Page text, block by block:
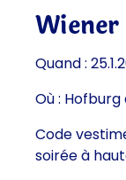
Quand :
Où :
Code
soirée à